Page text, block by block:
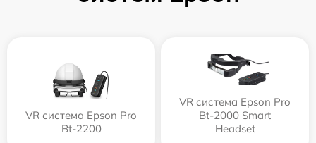
VR система Epson Pro
Bt-2200
VR система Epson Pro
Bt-2000 Smart
Headset